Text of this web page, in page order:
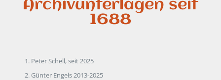
Archivunterlagen seit
1688
Peter Schell, seit 2025
Günter Engels 2013-2025